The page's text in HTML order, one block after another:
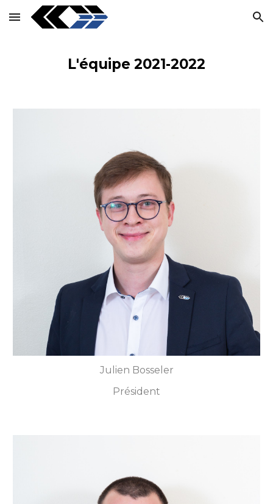
Skip to main content Skip to navigation
L'équipe 2021-2022
Julien Bosseler
Président